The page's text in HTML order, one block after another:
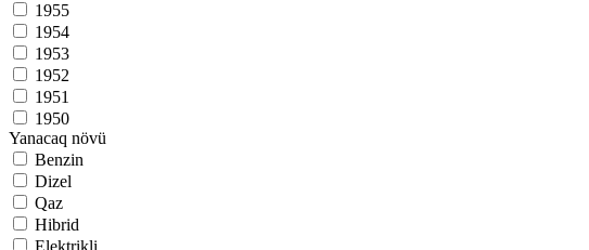
1955
1954
1953
1952
1951
1950
Yanacaq növü
Benzin
Dizel
Qaz
Hibrid